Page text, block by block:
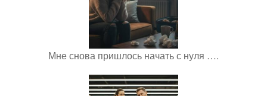
Мне снова пришлось начать с нуля ….